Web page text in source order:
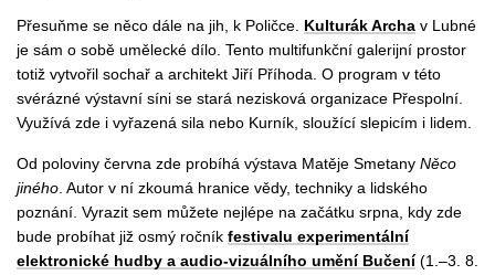
Přesuňme se něco dále na jih, k Poličce. Kulturák Archa v Lubné
je sám o sobě umělecké dílo. Tento multifunkční galerijní prostor
totiž vytvořil sochař a architekt Jiří Příhoda . O program v této
svérázné výstavní síni se stará nezisková organizace Přespolní.
Využívá zde i vyřazená sila nebo Kurník, sloužící slepicím i lidem.
Od poloviny června zde probíhá výstava Matěje Smetany Něco
jiného . Autor v ní zkoumá hranice vědy, techniky a lidského
poznání. Vyrazit sem můžete nejlépe na začátku srpna, kdy zde
bude probíhat již osmý ročník festivalu experimentální
elektronické hudby a audio-vizuálního umění Bučení (1.–3. 8.